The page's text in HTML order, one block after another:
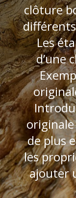
clôture
Les
d’une
de plus
les
ajouter